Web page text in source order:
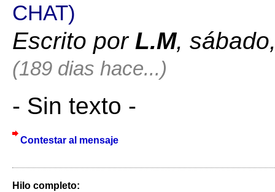
CHAT)
Escrito por L.M,
(189 dias hace...)
- Sin texto -
Contestar al mensaje
Hilo completo: